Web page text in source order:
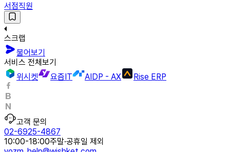
서점직원
스크랩
물어보기
서비스 전체보기
위시켓
요즘IT AIDP - AX Rise ERP
고객 문의
02-6925-4867
10:00-18:00주말·공휴일 제외